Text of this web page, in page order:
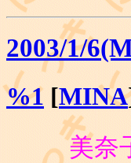
2003/1/
%1 [MINA
美奈